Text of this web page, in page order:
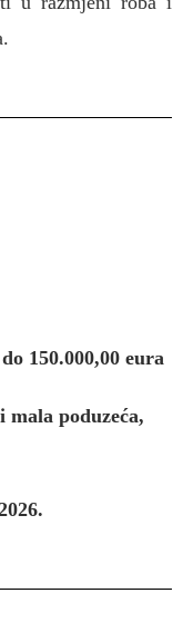
150.000,00 eura
poduzeća,